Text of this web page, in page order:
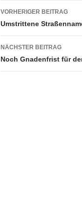
VORHERIGER BEITRAG
Umstrittene
NÄCHSTER BEITRAG
Noch Gnadenfrist für